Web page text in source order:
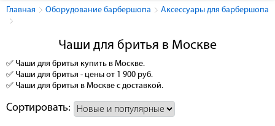
Главная Оборудование барбершопа Аксессуары для барбершопа
Чаши для бритья в Москве
✅ Чаши для бритья купить в Москве.
✅ Чаши для бритья - цены от 1 900 руб.
✅ Чаши для бритья в Москве с доставкой.
Сортировать: